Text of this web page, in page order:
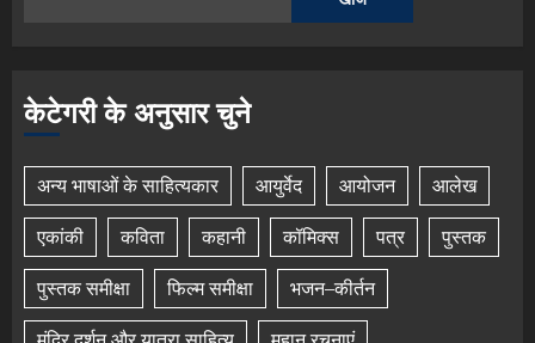
केटेगरी के अनुसार चुने
अन्य भाषाओं के साहित्यकार आयुर्वेद आयोजन
आलेख
एकांकी
कविता कहानी कॉमिक्स पत्र
पुस्तक
पुस्तक समीक्षा
फिल्म समीक्षा
भजन–कीर्तन